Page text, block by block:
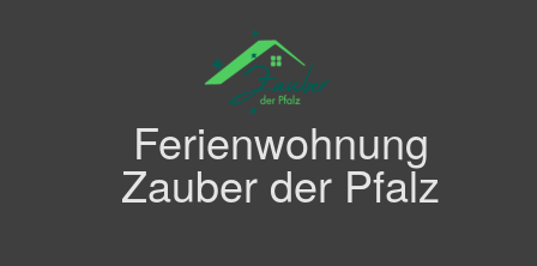
Ferienwohnung
Zauber der Pfalz